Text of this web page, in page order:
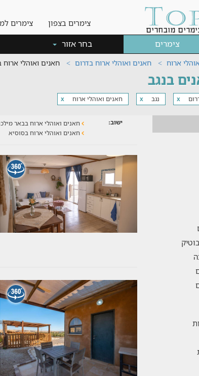
צימרים בצפון צימרים
צימרים בחר אזור
ארוח חאנים ואוהלי ארוח בדרום חאנים ואוהלי ארוח
בנגב
x
x נגב x חאנים ואוהלי ארוח
ישוב: חאנים ואוהלי ארוח בבאר
חאנים ואוהלי ארוח בסוסיא